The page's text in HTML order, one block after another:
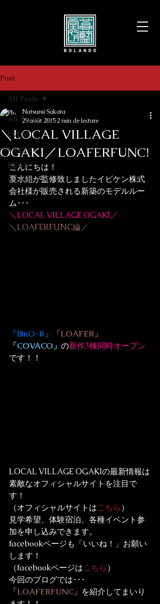
Post
All Posts
EVENT
MEDIA
NEWS
WORKS
All Posts
＼LOCAL VILLAGE
OGAKI／LOAFERFUNC!
Natsumi Sakata
29 août 2015 2 min de lecture
こんにちは！
夏水組が監修致しましたイビケン株式
会社様が販売される新築のモデルルー
ム･･･
＼LOCAL VILLAGE OGAKI／
＼LOAFERFUNC編／
「BinO-R」
「LOAFER」
「COVACO」 の新作3棟同時オープン
です！！
LOCAL VILLAGE OGAKIの最新情報は
素敵なオフィシャルサイトを注目で
す！
（オフィシャルサイトはこちら）
見学希望、体験宿泊、各種イベント参
加を申し込みできます。
facebookページも「いいね！」お願い
します！
（facebookページはこちら）
「LOAFERFUNC」 を紹介してまいり